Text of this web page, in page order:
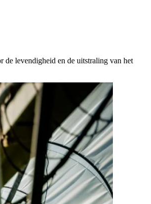
de levendigheid en de uitstraling van het